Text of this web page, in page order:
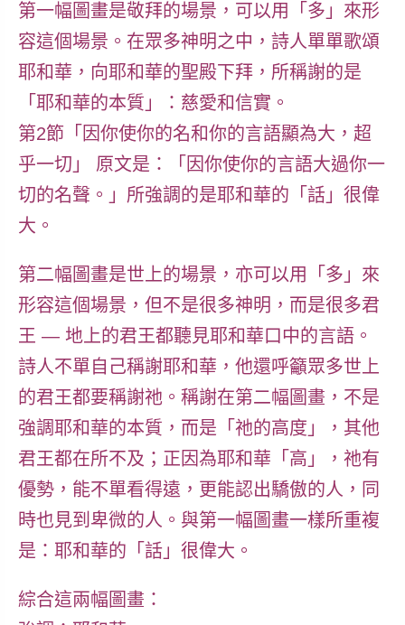
第一幅圖畫是敬拜的場景，可以用「多」來形
容這個場景。在眾多神明之中，詩人單單歌頌
耶和華，向耶和華的聖殿下拜， 所稱謝的是
「耶和華的本質」：慈愛和信實 。
第2節「因你使你的名和你的言語顯為大，超
乎一切」 原文是：「因你使你的言語大過你一
切的名聲。」所強調的是耶和華的「話」很偉
大。
第二幅圖畫是世上的場景，亦可以用「多」來
形容這個場景，但不是很多神明，而是很多君
王 — 地上的君王都聽見耶和華口中的言語。
詩人不單自己稱謝耶和華，他還呼籲眾多世上
的君王都要稱謝祂。 稱謝在第二幅圖畫，不是
強調耶和華的本質，而是「祂的高度」
，其他
君王都在所不及；正因為耶和華「高」，祂有
優勢，能不單看得遠，更能認出驕傲的人，同
時也見到卑微的人。與第一幅圖畫一樣所重複
是：耶和華的「話」很偉大。
綜合這兩幅圖畫：